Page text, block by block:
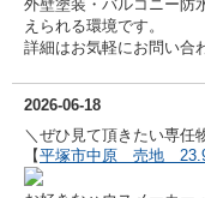
外壁塗装・バルコニー防
えられる環境です。
詳細はお気軽にお問い合
2026-06-18
＼ぜひ見て頂きたい専任
【平塚市中原 売地